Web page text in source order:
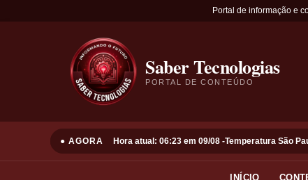
Portal de informação e
Saber Tecnologias
PORTAL DE CONTEÚDO
● AGORA Hora atual: 06:23 em 09/08 -Temperatura São
INÍCIO